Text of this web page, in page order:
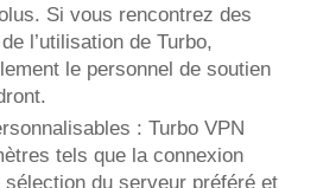
Si vous rencontrez des
l’utilisation de Turbo,
le personnel de soutien
: Turbo VPN
tels que la connexion
sélection du serveur préféré et